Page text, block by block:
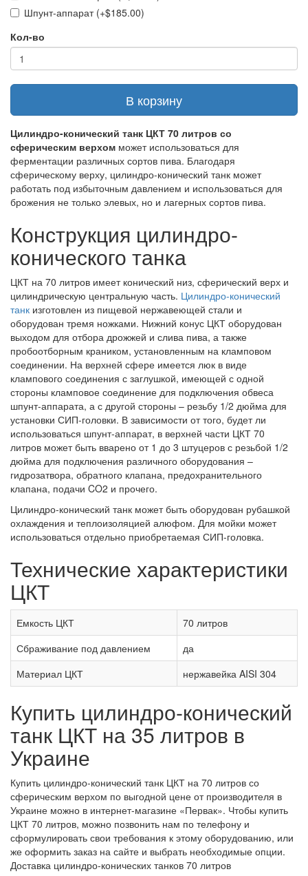
Шпунт-аппарат (+$185.00)
Кол-во
В корзину
Цилиндро-конический танк ЦКТ 70 литров со
сферическим верхом может использоваться для
ферментации различных сортов пива. Благодаря
сферическому верху, цилиндро-конический танк может
работать под избыточным давлением и использоваться для
брожения не только элевых, но и лагерных сортов пива.
Конструкция цилиндро-
конического танка
ЦКТ на 70 литров имеет конический низ, сферический верх и
цилиндрическую центральную часть. Цилиндро-конический
танк изготовлен из пищевой нержавеющей стали и
оборудован тремя ножками. Нижний конус ЦКТ оборудован
выходом для отбора дрожжей и слива пива, а также
пробоотборным краником, установленным на кламповом
соединении. На верхней сфере имеется люк в виде
клампового соединения с заглушкой, имеющей с одной
стороны кламповое соединение для подключения обвеса
шпунт-аппарата, а с другой стороны – резьбу 1/2 дюйма для
установки СИП-головки. В зависимости от того, будет ли
использоваться шпунт-аппарат, в верхней части ЦКТ 70
литров может быть вварено от 1 до 3 штуцеров с резьбой 1/2
дюйма для подключения различного оборудования –
гидрозатвора, обратного клапана, предохранительного
клапана, подачи CO2 и прочего.
Цилиндро-конический танк может быть оборудован рубашкой
охлаждения и теплоизоляцией алюфом. Для мойки может
использоваться отдельно приобретаемая СИП-головка.
Технические характеристики
ЦКТ
Емкость ЦКТ
70 литров
Сбраживание под давлением
да
Материал ЦКТ
нержавейка AISI 304
Купить цилиндро-конический
танк ЦКТ на 35 литров в
Украине
Купить цилиндро-конический танк ЦКТ на 70 литров со
сферическим верхом по выгодной цене от производителя в
Украине можно в интернет-магазине «Первак». Чтобы купить
ЦКТ 70 литров, можно позвонить нам по телефону и
сформулировать свои требования к этому оборудованию, или
же оформить заказ на сайте и выбрать необходимые опции.
Доставка цилиндро-конических танков 70 литров